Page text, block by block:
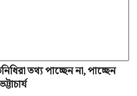
তথ্য পাচ্ছেন না, পাচ্ছেন